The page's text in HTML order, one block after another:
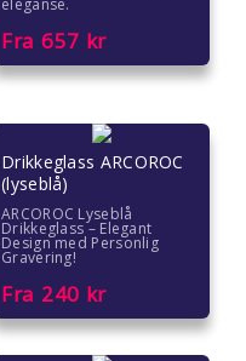
eleganse.
Fra 657 kr
Drikkeglass ARCOROC
(lyseblå)
ARCOROC Lyseblå
Drikkeglass – Elegant
Design med Personlig
Gravering!
Fra 240 kr